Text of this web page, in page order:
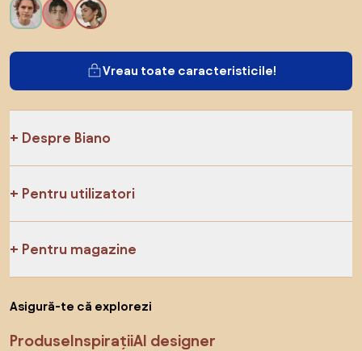
Vreau toate caracteristicile!
Despre Biano
Pentru utilizatori
Pentru magazine
Asigură-te că explorezi
ProduseInspirațiiAI designer